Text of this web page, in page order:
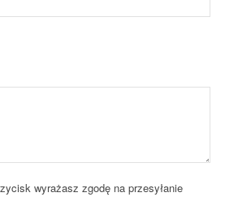
wyrażasz zgodę na przesyłanie